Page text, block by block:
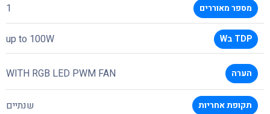
מספר מאוררים 1
TDP בW up to 100W
הערה WITH RGB LED PWM FAN
תקופת אחריות שנתיים